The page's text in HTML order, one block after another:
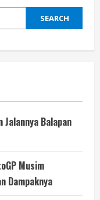
SEARCH
Balapan
Musim
Dampaknya